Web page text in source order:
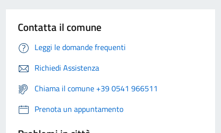
Contatta il comune
Leggi le domande frequenti
Richiedi Assistenza
Chiama il comune +39 0541 966511
Prenota un appuntamento